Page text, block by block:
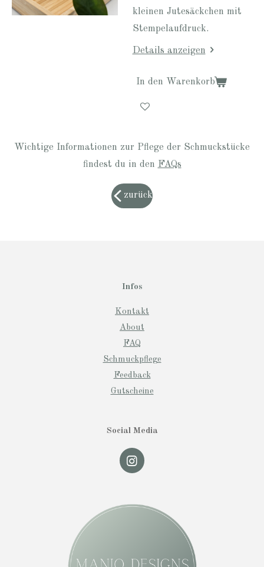
kleinen Jutesäckchen mit
Stempelaufdruck.
Details anzeigen
In den Warenkorb
Wichtige Informationen zur Pflege der Schmuckstücke
findest du in den FAQs
zurück
Infos
Kontakt
About
FAQ
Schmuckpflege
Feedback
Gutscheine
Social Media
I
n
a